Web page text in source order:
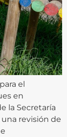
el
en
la Secretaría
revisión de